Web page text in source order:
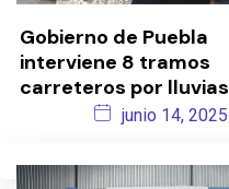
Gobierno de Puebla
interviene 8 tramos
carreteros por lluvias
junio 14, 2025